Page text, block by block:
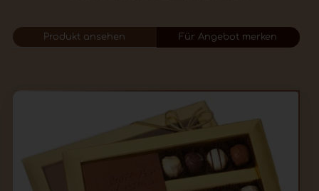
Produkt ansehen Für Angebot merken